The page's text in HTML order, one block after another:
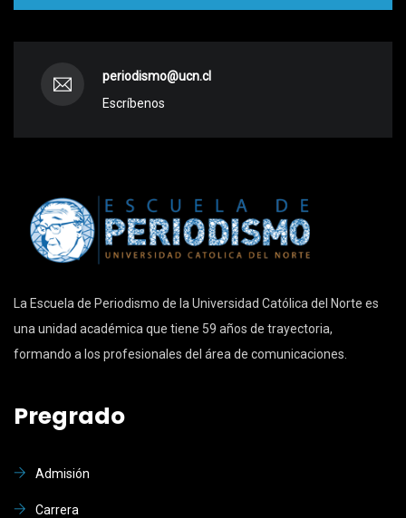
periodismo@ucn.cl
Escríbenos
La Escuela de Periodismo de la Universidad Católica del Norte es
una unidad académica que tiene 59 años de trayectoria,
formando a los profesionales del área de comunicaciones.
Pregrado
Admisión
Carrera